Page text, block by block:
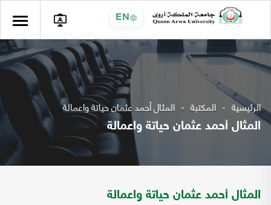
EN
الرئيسية المكتبة المثال أحمد عثمان حياتة واعمالة
المثال أحمد عثمان حياتة واعمالة
المثال أحمد عثمان حياتة واعمالة